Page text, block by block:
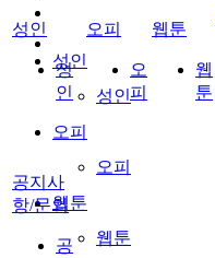
성인
성인
오피
오피
웹툰
웹툰
성인
성
인
오피
오
피
웹툰
웹
툰
공지사
항/문의
공